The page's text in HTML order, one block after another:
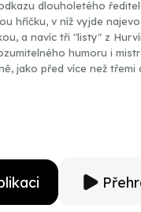
dlouholetého
hříčku, v níž vyjde
a navíc tři "listy" z
humoru i
jako před více než třemi